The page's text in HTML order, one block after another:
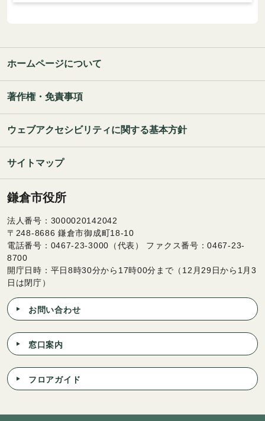
ホームページについて
著作権・免責事項
ウェブアクセシビリティに関する基本方針
サイトマップ
鎌倉市役所
法人番号：3000020142042
〒248-8686 鎌倉市御成町18-10
電話番号：0467-23-3000（代表） ファクス番号：0467-23-
8700
開庁日時：平日8時30分から17時00分まで（12月29日から1月3
日は閉庁）
お問い合わせ
窓口案内
フロアガイド